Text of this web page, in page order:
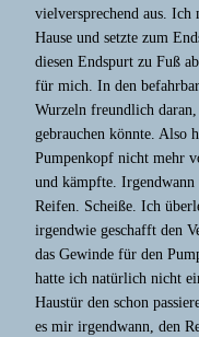
vielversprechend aus. Ich
Hause und setzte zum
diesen Endspurt zu Fuß
für mich. In den
Wurzeln freundlich
gebrauchen könnte. Also
Pumpenkopf nicht mehr
und kämpfte.
Reifen. Scheiße. Ich
irgendwie geschafft den
das Gewinde für den
hatte ich natürlich nicht
Haustür den schon
es mir irgendwann, den